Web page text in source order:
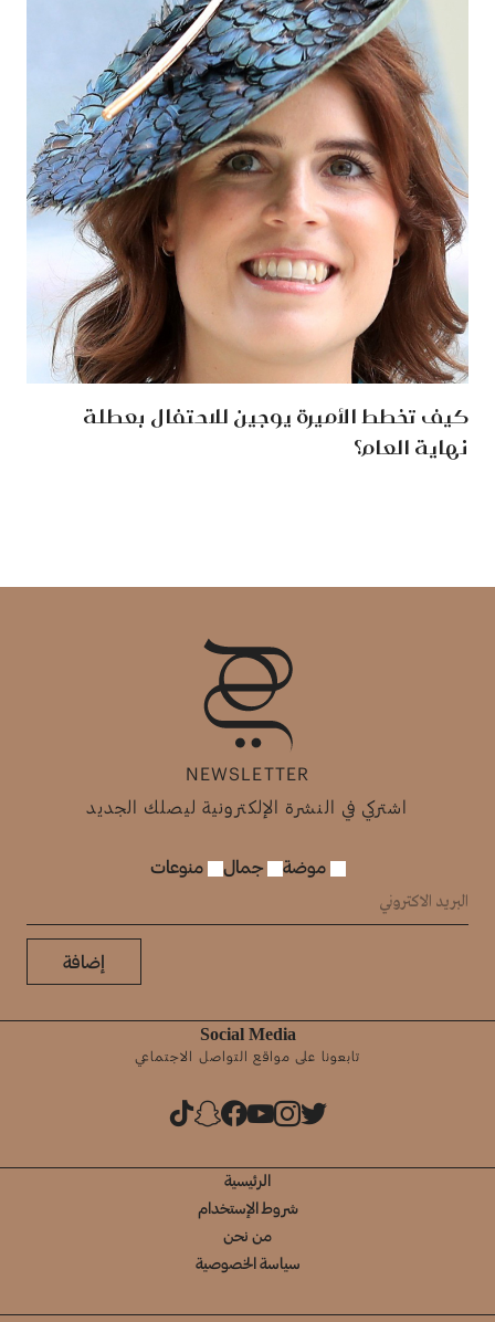
كيف تخطط الأميرة يوجين للاحتفال بعطلة
نهاية العام؟
NEWSLETTER
اشتركي في النشرة الإلكترونية ليصلك الجديد
موضة جمال منوعات
إضافة
Social Media
تابعونا على مواقع التواصل الاجتماعي
الرئيسية
شروط الإستخدام
من نحن
سياسة الخصوصية